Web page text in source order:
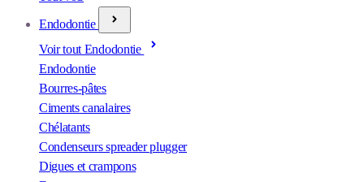
Endodontie
Voir tout Endodontie
Endodontie
Bourres-pâtes
Ciments canalaires
Chélatants
Condenseurs spreader plugger
Digues et crampons